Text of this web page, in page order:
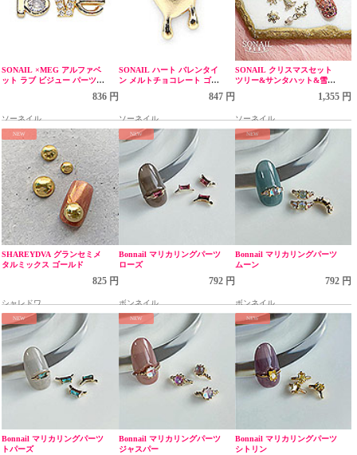
SONAIL ×MEG アルファベ
ット ラブ ビジュー パーツセ
ット ゴールド MEG00219
836 円
ソーネイル
SONAIL ハート バレンタイ
ン メルトチョコレート ゴー
847 円
ソーネイル
SONAIL クリスマスセット
ツリー&サンタハット&雪の
結晶 ゴールド FY001493
1,355 円
ソーネイル
NEW
SHAREYDVA グランセミメ
タルミックス ゴールド
825 円
シャレドワ
NEW
Bonnail マリカリングパーツ
ローズ
792 円
ボンネイル
NEW
Bonnail マリカリングパーツ
ムーン
792 円
ボンネイル
NEW
Bonnail マリカリングパーツ
トパーズ
NEW
Bonnail マリカリングパーツ
ジャスパー
NEW
Bonnail マリカリングパーツ
シトリン